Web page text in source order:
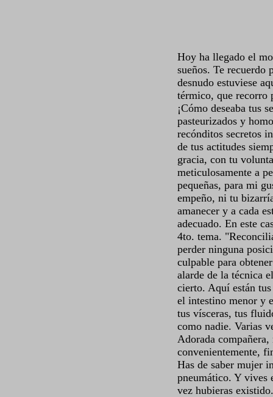
Hoy ha llegado el
sueños. Te recuerdo
desnudo estuviese
térmico, que recorro
¡Cómo deseaba tus
pasteurizados y
recónditos secretos
de tus actitudes
gracia, con tu
meticulosamente a
pequeñas, para mi
empeño, ni tu
amanecer y a cada
adecuado. En este
4to. tema.
perder ninguna
culpable para
alarde de la técnica
cierto. Aquí están
el intestino menor y
tus vísceras, tus
como nadie. Varias
Adorada
convenientemente,
Has de saber mujer
pneumático. Y vives
vez hubieras existido.